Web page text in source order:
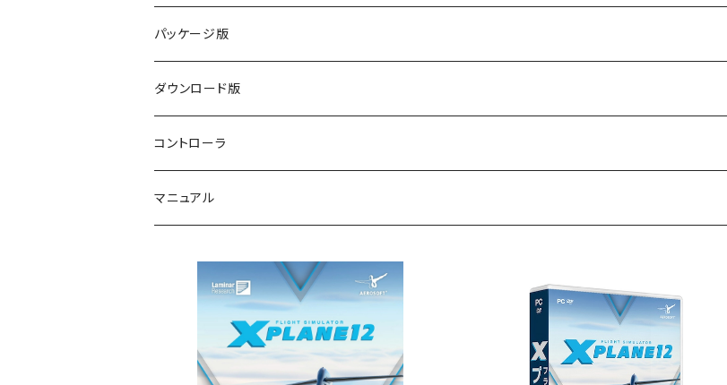
パッケージ版
ダウンロード版
コントローラ
マニュアル